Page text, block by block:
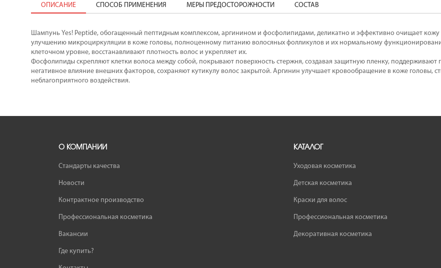
ОПИСАНИЕ СПОСОБ ПРИМЕНЕНИЯ МЕРЫ ПРЕДОСТОРОЖНОСТИ СОСТАВ
Шампунь Yes! Peptide, обогащенный пептидным комплексом, аргинином и фосфолипидами, деликатно и эффективно очищает кожу
улучшению микроциркуляции в коже головы, полноценному питанию волосяных фолликулов и их нормальному
клеточном уровне, восстанавливают плотность волос и укрепляет их.
Фосфолипиды скрепляют клетки волоса между собой, покрывают поверхность стержня, создавая защитную пленку,
негативное влияние внешних факторов, сохраняют кутикулу волос закрытой. Аргинин улучшает кровообращение в коже головы,
неблагоприятного воздействия.
О КОМПАНИИ
Стандарты качества
Новости
Контрактное производство
Профессиональная косметика
Вакансии
Где купить?
КАТАЛОГ
Уходовая косметика
Детская косметика
Краски для волос
Профессиональная косметика
Декоративная косметика